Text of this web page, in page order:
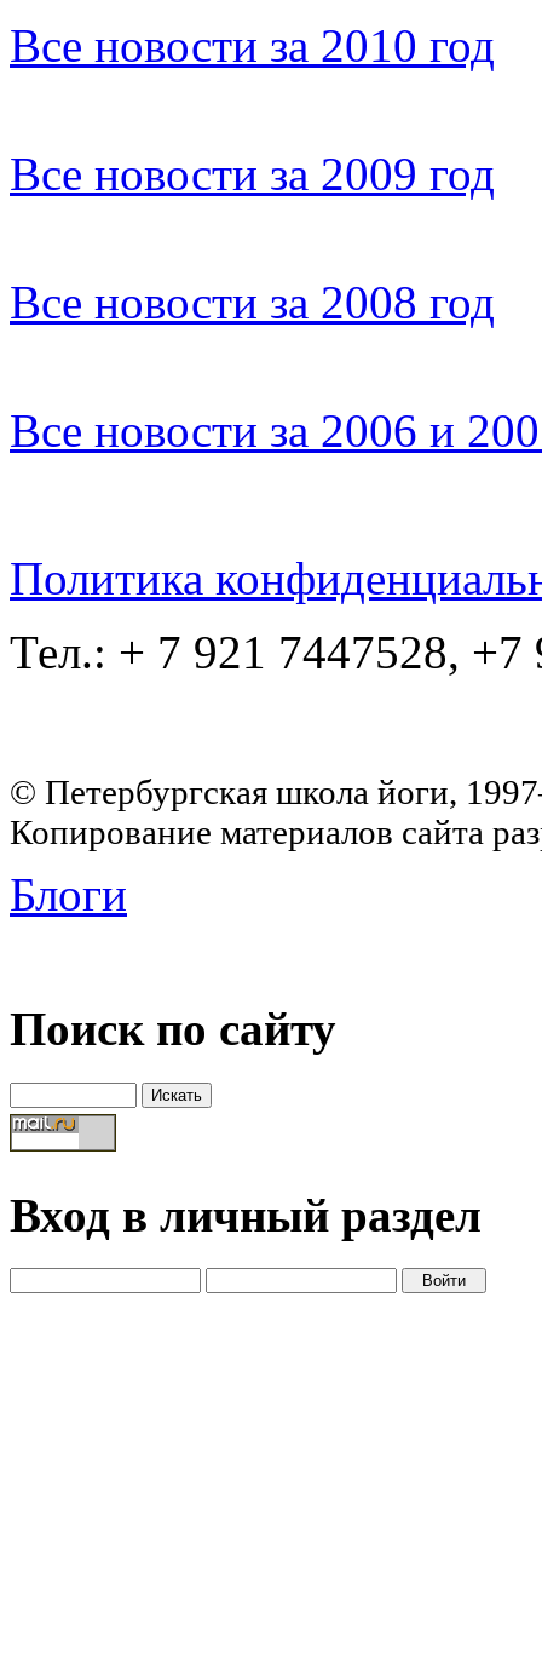
Все новости за 2010 год
Все новости за 2009 год
Все новости за 2008 год
Все новости за 2006 и
Политика
Тел.: + 7 921 7447528, +7
© Петербургская школа йоги,
Копирование материалов сайта
Блоги
Поиск по сайту
Вход в личный раздел